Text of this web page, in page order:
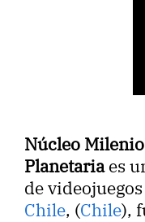
Núcleo
Planetariaes
de
Chile, (Chile),